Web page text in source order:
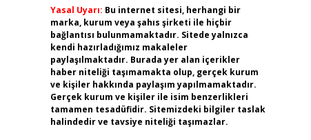
Yasal Uyarı: Bu internet sitesi, herhangi bir
marka, kurum veya şahıs şirketi ile hiçbir
bağlantısı bulunmamaktadır. Sitede yalnızca
kendi hazırladığımız makaleler
paylaşılmaktadır. Burada yer alan içerikler
haber niteliği taşımamakta olup, gerçek kurum
ve kişiler hakkında paylaşım yapılmamaktadır.
Gerçek kurum ve kişiler ile isim benzerlikleri
tamamen tesadüfidir. Sitemizdeki bilgiler taslak
halindedir ve tavsiye niteliği taşımazlar.